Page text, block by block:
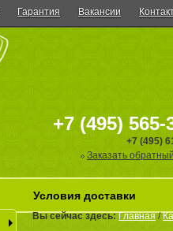
Гарантия Вакансии
+7 (495) 565-
+7 (495)
Заказать
Условия доставки
Вы сейчас здесь:Главная/